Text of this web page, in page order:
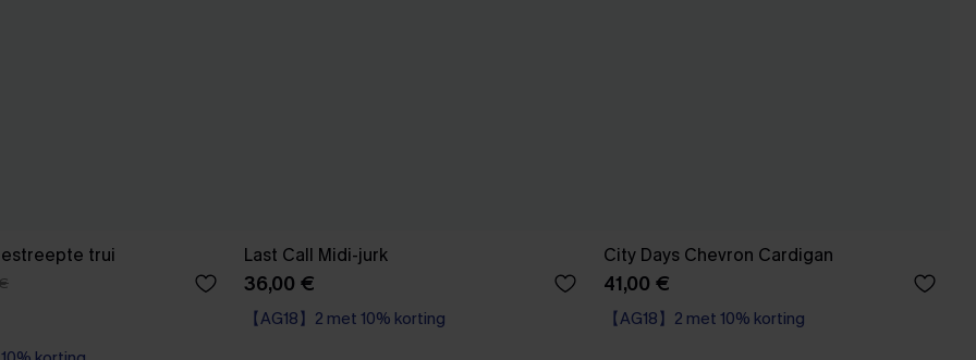
trui Last Call Midi-jurk
36,00 €
【AG18】2 met 10% korting
City Days Chevron Cardigan
41,00 €
【AG18】2 met 10% korting